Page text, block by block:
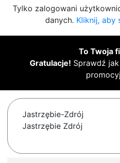
Tylko zalogowani
danych. Kliknij, aby
To Twoja
Gratulacje! Sprawdź
Jastrzębie-Zdrój
Jastrzębie Zdrój